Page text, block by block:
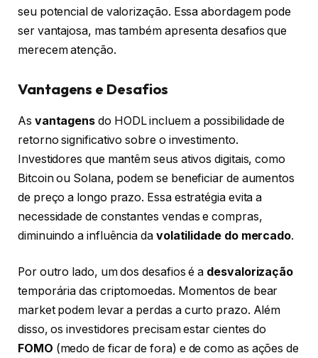
seu potencial de valorização. Essa abordagem pode
ser vantajosa, mas também apresenta desafios que
merecem atenção.
Vantagens e Desafios
As vantagens do HODL incluem a possibilidade de
retorno significativo sobre o investimento.
Investidores que mantêm seus ativos digitais, como
Bitcoin ou Solana, podem se beneficiar de aumentos
de preço a longo prazo. Essa estratégia evita a
necessidade de constantes vendas e compras,
diminuindo a influência da volatilidade do mercado.
Por outro lado, um dos desafios é a desvalorização
temporária das criptomoedas. Momentos de bear
market podem levar a perdas a curto prazo. Além
disso, os investidores precisam estar cientes do
FOMO (medo de ficar de fora) e de como as ações de